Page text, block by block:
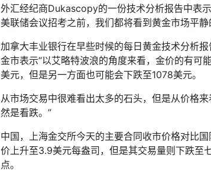
外汇经纪商Dukascopy的一份技术分析报告中表示
美联储会议招考之前，我们都将看到黄金市场平静
加拿大丰业银行在早些时候的每日黄金技术分析
金市表示“以艾略特波浪的角度来看，金价的有可
美元，但是另一方面也可能会下跌至1078美元。
从市场交易中很难看出太多的石头，但是从价格
然是看跌。”
中国，上海金交所今天的主要合同收市价格对比
价上升至3.9美元每盎司，但是其交易量则下跌至
点。